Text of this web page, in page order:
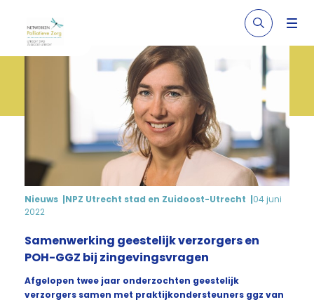
Nieuws NPZ Utrecht stad en Zuidoost-Utrecht
04 juni
2022
Samenwerking geestelijk verzorgers en
POH-GGZ bij zingevingsvragen
Afgelopen twee jaar onderzochten geestelijk
verzorgers samen met praktijkondersteuners ggz van